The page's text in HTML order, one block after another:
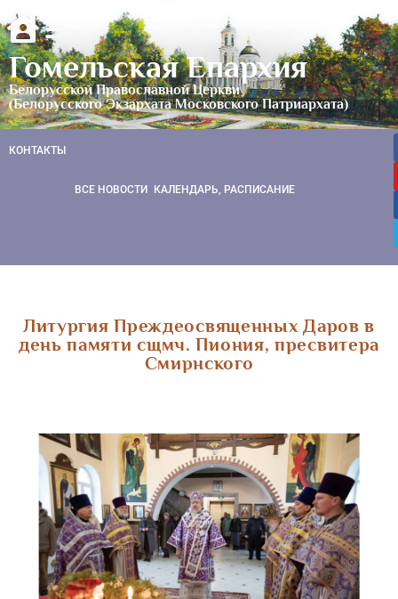
Гомельская Епархия
Белорусской Православной Церкви
(Белорусского Экзархата Московского Патриархата)
КОНТАКТЫ
ВСЕ НОВОСТИ КАЛЕНДАРЬ, РАСПИСАНИЕ
Литургия Преждеосвященных Даров в
день памяти сщмч. Пиония, пресвитера
Смирнского